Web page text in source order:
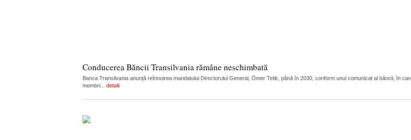
Conducerea Băncii Transilvania rămâne neschimbată
Banca Transilvania anunță reînnoirea mandatului Directorului General, Ömer Tetik, până în 2030, conform unui comunicat al băncii, în
membri... detalii